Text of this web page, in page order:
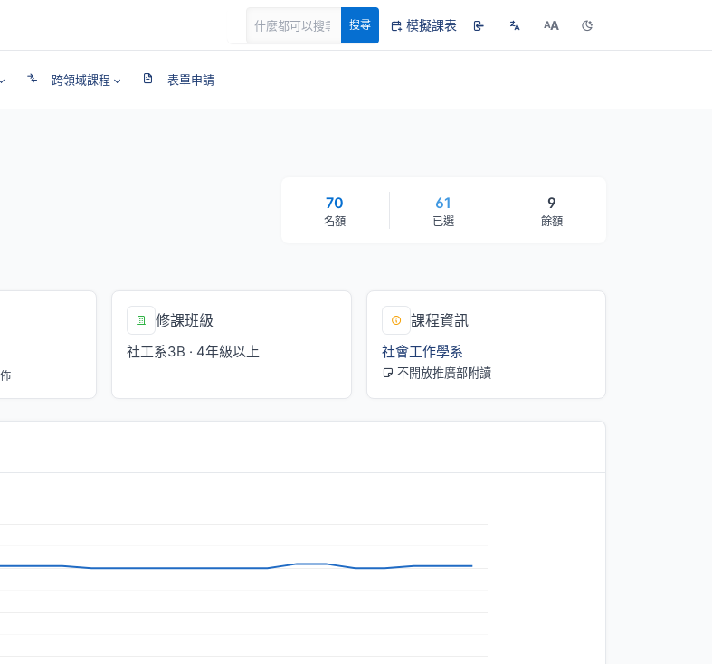
搜尋 模擬課表 AA
跨領域課程 表單申請
70
名額
61
已選
9
餘額
修課班級
社工系3B · 4年級以上
課程資訊
社會工作學系
不開放推廣部附讀